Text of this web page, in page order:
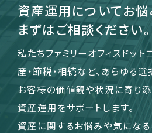
資産運用についてお悩
まずはご相談ください。
私たちファミリーオフィスドット
産・節税・相続など、あらゆる選
お客様の価値観や状況に寄り
資産運用をサポートします。
資産に関するお悩みや気にな